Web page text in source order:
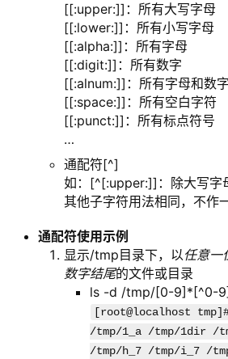
[[:upper:]]：所有大写字母
[[:lower:]]：所有小写字母
[[:alpha:]]：所有字母
[[:digit:]]：所有数字
[[:alnum:]]：所有字母和数字
[[:space:]]：所有空白字符
[[:punct:]]：所有标点符号
…
通配符[^]
如：[^[:upper:]]：除大写字
其他子字符用法相同，不作
通配符使用示例
显示/tmp目录下，以任意一
数字结尾的文件或目录
ls -d /tmp/[0-9]*[^0-9]
[root@localhost
/tmp/1_a /tmp/1dir /
/tmp/h_7 /tmp/i_7 /